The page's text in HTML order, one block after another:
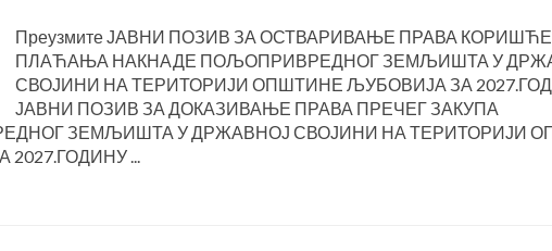
Преузмите ЈАВНИ ПОЗИВ ЗА ОСТВАРИВАЊЕ ПРАВА
ПЛАЋАЊА НАКНАДЕ ПОЉОПРИВРЕДНОГ ЗЕМЉИШТА У
СВОЈИНИ НА ТЕРИТОРИЈИ ОПШТИНЕ ЉУБОВИЈА ЗА
ЈАВНИ ПОЗИВ ЗА ДОКАЗИВАЊЕ ПРАВА ПРЕЧЕГ ЗАКУПА
ЗЕМЉИШТА У ДРЖАВНОЈ СВОЈИНИ НА ТЕРИТОРИЈИ
...